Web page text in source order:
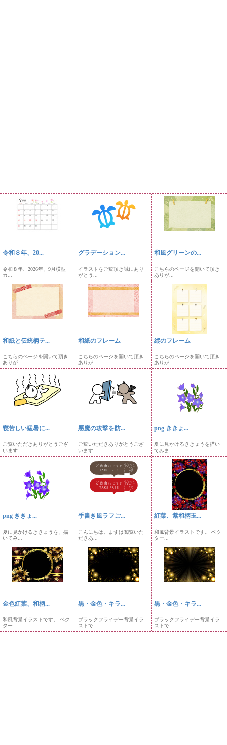
令和８年、20...
令和８年、2026年、9月横型
カ...
グラデーション...
イラストをご覧頂き誠にあり
がとう...
和風グリーンの...
こちらのページを開いて頂き
ありが...
和紙と伝統柄テ...
こちらのページを開いて頂き
ありが...
和紙のフレーム
こちらのページを開いて頂き
ありが...
縦のフレーム
こちらのページを開いて頂き
ありが...
寝苦しい猛暑に...
ご覧いただきありがとうござ
います...
悪魔の攻撃を防...
ご覧いただきありがとうござ
います...
png ききょ...
夏に見かけるききょうを描い
てみま...
png ききょ...
夏に見かけるききょうを、描
いてみ...
手書き風ラフご...
こんにちは。まずは閲覧いた
だきあ...
紅葉、紫和柄玉...
和風背景イラストです。 ベク
ター...
金色紅葉、和柄...
和風背景イラストです。 ベク
ター...
黒・金色・キラ...
ブラックフライデー背景イラ
ストで...
黒・金色・キラ...
ブラックフライデー背景イラ
ストで...